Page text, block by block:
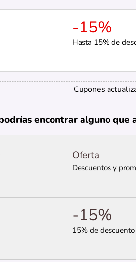
-15%
Hasta 15% de
Cupones
encontrar alguno que
Oferta
Descuentos y
-15%
15% de